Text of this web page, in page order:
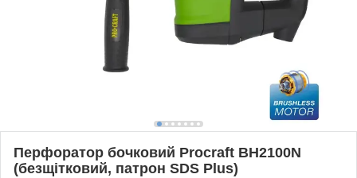
Перфоратор бочковий Procraft BH2100N
(безщітковий, патрон SDS Plus)